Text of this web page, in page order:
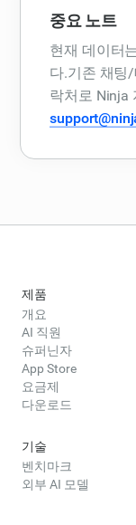
중요 노트
현재 데이터
다.기존 채팅
락처로 Ninja
제품
개요
AI 직원
슈퍼닌자
App Store
요금제
다운로드
기술
벤치마크
외부 AI 모델